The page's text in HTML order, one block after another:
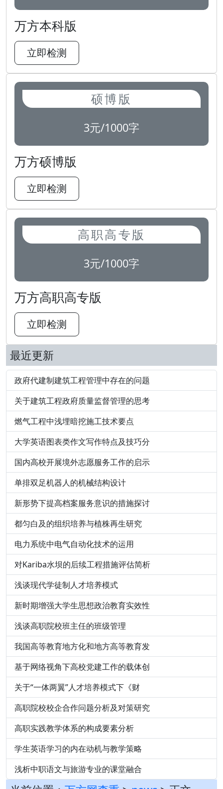
万方本科版
立即检测
硕博版
3元/1000字
万方硕博版
立即检测
高职高专版
3元/1000字
万方高职高专版
立即检测
最近更新
政府代建制建筑工程管理中存在的问题
关于建筑工程政府质量监督管理的思考
燃气工程中浅埋暗挖施工技术要点
大学英语图表类作文写作特点及技巧分
国内高校开展境外志愿服务工作的启示
单排双足机器人的机械结构设计
新形势下提高档案服务意识的措施探讨
都匀白及的组织培养与植株再生研究
电力系统中电气自动化技术的运用
对Kariba水坝的后续工程措施评估简析
浅谈现代学徒制人才培养模式
新时期增强大学生思想政治教育实效性
浅谈高职院校班主任的班级管理
我国高等教育地方化和地方高等教育发
基于网络视角下高校党建工作的载体创
关于“一体两翼”人才培养模式下《财
高职院校校企合作问题分析及对策研究
高职实践教学体系的构成要素分析
学生英语学习的内在动机与教学策略
浅析中职语文与旅游专业的课堂融合